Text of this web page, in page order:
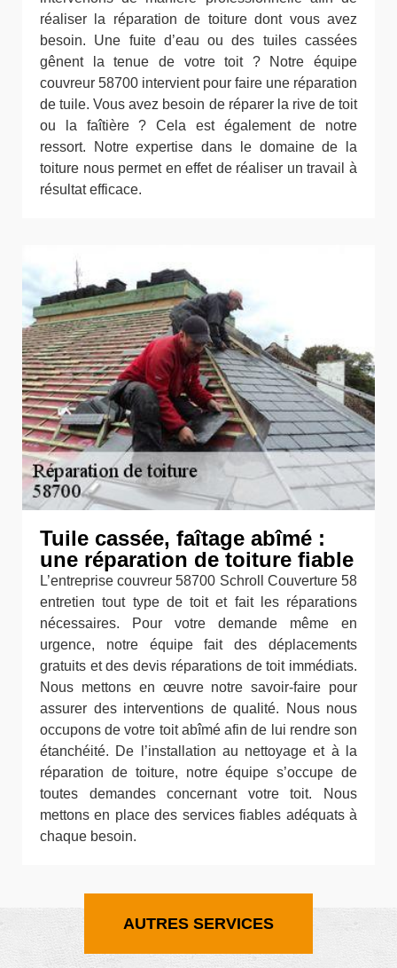
réaliser la réparation de toiture dont vous avez
besoin. Une fuite d’eau ou des tuiles cassées
gênent la tenue de votre toit ? Notre équipe
couvreur 58700 intervient pour faire une réparation
de tuile. Vous avez besoin de réparer la rive de toit
ou la faîtière ? Cela est également de notre
ressort. Notre expertise dans le domaine de la
toiture nous permet en effet de réaliser un travail à
résultat efficace.
Tuile cassée, faîtage abîmé :
une réparation de toiture fiable
L’entreprise couvreur 58700 Schroll Couverture 58
entretien tout type de toit et fait les réparations
nécessaires. Pour votre demande même en
urgence, notre équipe fait des déplacements
gratuits et des devis réparations de toit immédiats.
Nous mettons en œuvre notre savoir-faire pour
assurer des interventions de qualité. Nous nous
occupons de votre toit abîmé afin de lui rendre son
étanchéité. De l’installation au nettoyage et à la
réparation de toiture, notre équipe s’occupe de
toutes demandes concernant votre toit. Nous
mettons en place des services fiables adéquats à
chaque besoin.
AUTRES SERVICES